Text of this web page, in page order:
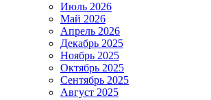
Июль 2026
Май 2026
Апрель 2026
Декабрь 2025
Ноябрь 2025
Октябрь 2025
Сентябрь 2025
Август 2025